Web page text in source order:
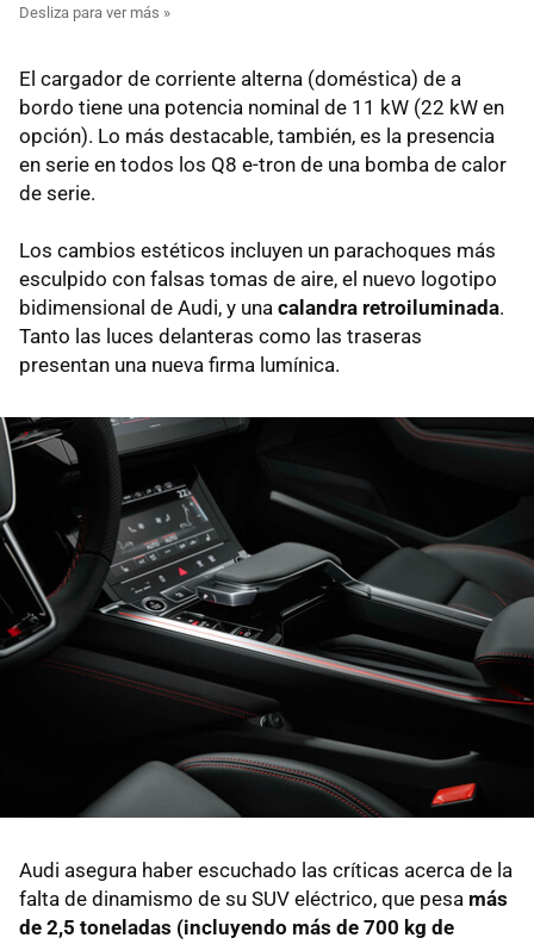
El cargador de corriente alterna (doméstica) de a
bordo tiene una potencia nominal de 11 kW (22 kW en
opción). Lo más destacable, también, es la presencia
en serie en todos los Q8 e-tron de una bomba de calor
de serie.
Los cambios estéticos incluyen un parachoques más
esculpido con falsas tomas de aire, el nuevo logotipo
bidimensional de Audi, y una calandra retroiluminada.
Tanto las luces delanteras como las traseras
presentan una nueva firma lumínica.
Audi asegura haber escuchado las críticas acerca de la
falta de dinamismo de su SUV eléctrico, que pesa más
de 2,5 toneladas (incluyendo más de 700 kg de